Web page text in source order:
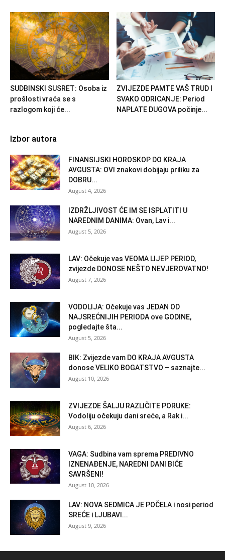
SUDBINSKI SUSRET: Osoba iz
prošlosti vraća se s
razlogom koji će...
ZVIJEZDE PAMTE VAŠ TRUD I
SVAKO ODRICANJE: Period
NAPLATE DUGOVA počinje...
Izbor autora
FINANSIJSKI HOROSKOP DO KRAJA
AVGUSTA: OVI znakovi dobijaju priliku za
DOBRU...
August 4, 2026
IZDRŽLJIVOST ĆE IM SE ISPLATITI U
NAREDNIM DANIMA: Ovan, Lav i...
August 5, 2026
LAV: Očekuje vas VEOMA LIJEP PERIOD,
zvijezde DONOSE NEŠTO NEVJEROVATNO!
August 7, 2026
VODOLIJA: Očekuje vas JEDAN OD
NAJSREĆNIJIH PERIODA ove GODINE,
pogledajte šta...
August 5, 2026
BIK: Zvijezde vam DO KRAJA AVGUSTA
donose VELIKO BOGATSTVO – saznajte...
August 10, 2026
ZVIJEZDE ŠALJU RAZLIČITE PORUKE:
Vodoliju očekuju dani sreće, a Rak i...
August 6, 2026
VAGA: Sudbina vam sprema PREDIVNO
IZNENAĐENJE, NAREDNI DANI BIĆE
SAVRŠENI!
August 10, 2026
LAV: NOVA SEDMICA JE POČELA i nosi period
SREĆE i LJUBAVI...
August 9, 2026